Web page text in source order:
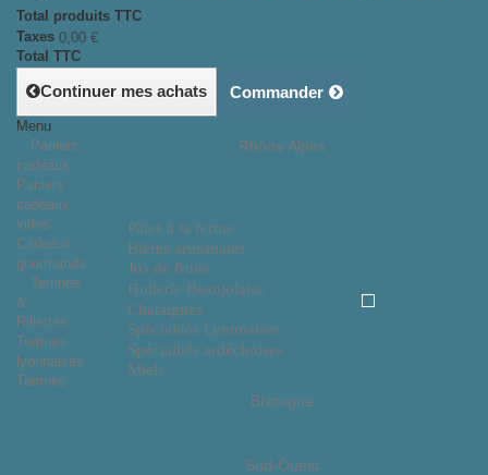
Total produits TTC
Taxes 0,00 €
Total TTC
Continuer mes achats Commander
Rhône Alpes
Pâtes à la ferme
Bières artisanales
Jus de fruits
Huilerie Beaujolaise
Chataignes
Spécialités Lyonnaises
Spécialités ardéchoises
Miels
Bretagne
Sud-Ouest
Menu
Paniers
cadeaux
Paniers
cadeaux
vides
Cadeaux
gourmands
Terrines
&
Rillettes
Terrines
lyonnaises
Terrines